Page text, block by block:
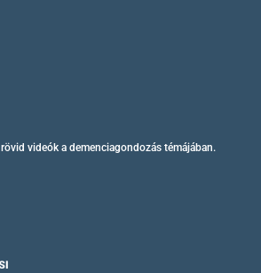
rövid videóka demenciagondozás témájában.